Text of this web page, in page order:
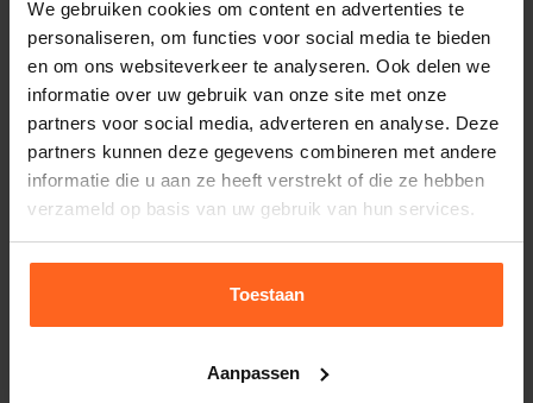
We gebruiken cookies om content en advertenties te
personaliseren, om functies voor social media te bieden
en om ons websiteverkeer te analyseren. Ook delen we
informatie over uw gebruik van onze site met onze
partners voor social media, adverteren en analyse. Deze
partners kunnen deze gegevens combineren met andere
informatie die u aan ze heeft verstrekt of die ze hebben
verzameld op basis van uw gebruik van hun services.
Toestaan
Aanpassen
staat klaar!
Je kunt ons bereiken op 0599-287325.